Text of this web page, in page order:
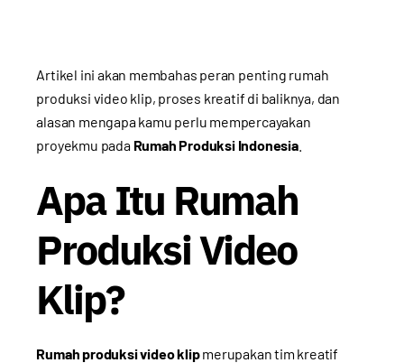
Artikel ini akan membahas peran penting rumah
produksi video klip, proses kreatif di baliknya, dan
alasan mengapa kamu perlu mempercayakan
proyekmu pada Rumah Produksi Indonesia.
Apa Itu Rumah
Produksi Video
Klip?
Rumah produksi video klipmerupakan tim kreatif